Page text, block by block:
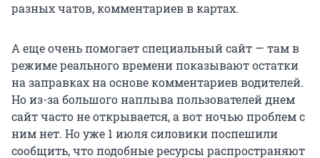
разных чатов, комментариев в картах.
А еще очень помогает специальный сайт — там в
режиме реального времени показывают остатки
на заправках на основе комментариев водителей.
Но из-за большого наплыва пользователей днем
сайт часто не открывается, а вот ночью проблем с
ним нет. Но уже 1 июлясиловики поспешили
сообщить, что подобные ресурсы распространяют